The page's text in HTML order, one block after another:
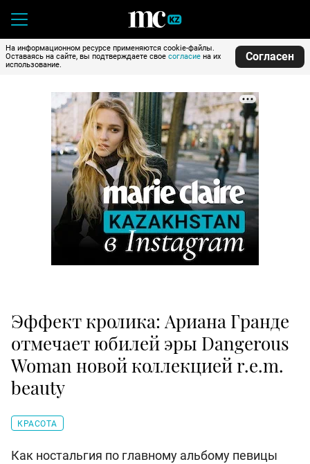
На информационном ресурсе применяются cookie-файлы.
Оставаясь на сайте, вы подтверждаете свое согласие на их
использование.
Согласен
Эффект кролика: Ариана Гранде
отмечает юбилей эры Dangerous
Woman новой коллекцией r.e.m.
beauty
КРАСОТА
Как ностальгия по главному альбому певицы